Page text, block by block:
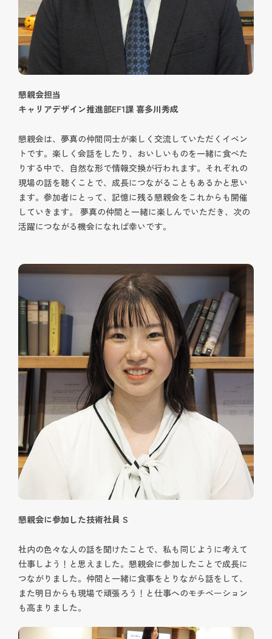
懇親会担当
キャリアデザイン推進部EF1課 喜多川秀成
懇親会は、夢真の仲間同士が楽しく交流していただくイベン
トです。楽しく会話をしたり、おいしいものを一緒に食べた
りする中で、自然な形で情報交換が行われます。それぞれの
現場の話を聴くことで、成長につながることもあるかと思い
ます。参加者にとって、記憶に残る懇親会をこれからも開催
していきます。 夢真の仲間と一緒に楽しんでいただき、次の
活躍につながる機会になれば幸いです。
懇親会に参加した技術社員 S
社内の色々な人の話を聞けたことで、私も同じように考えて
仕事しよう！と思えました。懇親会に参加したことで成長に
つながりました。仲間と一緒に食事をとりながら話をして、
また明日からも現場で頑張ろう！と仕事へのモチベーション
も高まりました。